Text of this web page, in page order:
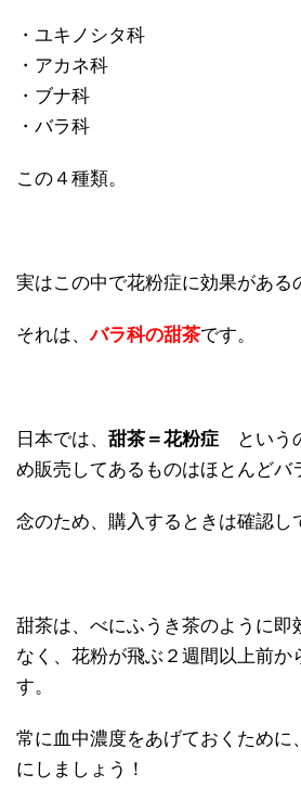
・ユキノシタ科
・アカネ科
・ブナ科
・バラ科
この４種類。
実はこの中で花粉症に効果がある
それは、バラ科の甜茶です。
日本では、 甜茶＝花粉症 という
め販売してあるものはほとんどバ
念のため、購入するときは確認し
甜茶は、べにふうき茶のように即
なく、花粉が飛ぶ２週間以上前か
す。
常に血中濃度をあげておくために
にしましょう！